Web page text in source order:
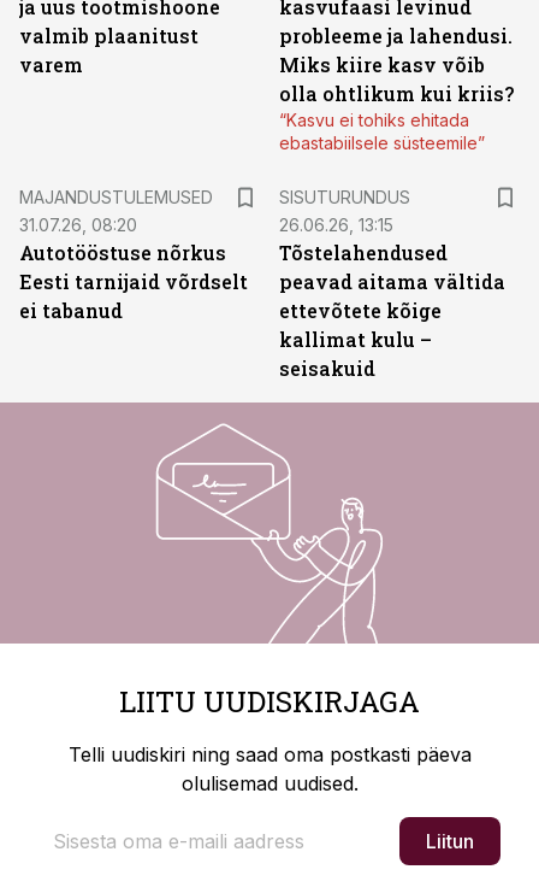
ja uus tootmishoone
valmib plaanitust
varem
kasvufaasi levinud
probleeme ja lahendusi.
Miks kiire kasv võib
olla ohtlikum kui kriis?
“Kasvu ei tohiks ehitada
ebastabiilsele süsteemile”
MAJANDUSTULEMUSED
31.07.26, 08:20
Autotööstuse nõrkus
Eesti tarnijaid võrdselt
ei tabanud
SISUTURUNDUS
26.06.26, 13:15
Tõstelahendused
peavad aitama vältida
ettevõtete kõige
kallimat kulu –
seisakuid
LIITU UUDISKIRJAGA
Telli uudiskiri ning saad oma postkasti päeva
olulisemad uudised.
Liitun